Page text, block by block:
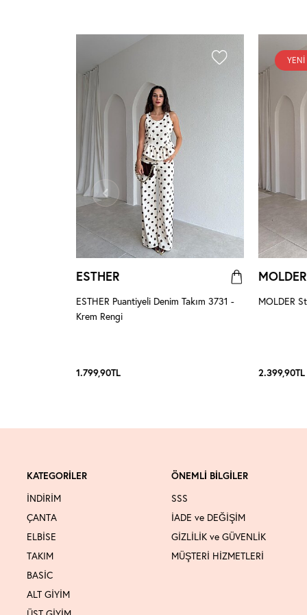
ESTHER
ESTHER Puantiyeli Denim Takım 3731 -
Krem Rengi
1.799,90TL
YENI
MOLDER
MOLDER
2.399,90TL
KATEGORİLER
İNDİRİM
ÇANTA
ELBİSE
TAKIM
BASİC
ALT GİYİM
ÖNEMLİ BİLGİLER
SSS
İADE ve DEĞİŞİM
GİZLİLİK ve GÜVENLİK
MÜŞTERİ HİZMETLERİ